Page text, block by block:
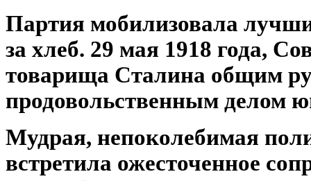
Партия мобилизовала
за хлеб. 29 мая 1918 года,
товарища Сталина общим
продовольственным делом
Мудрая, непоколебимая
встретила ожесточенное